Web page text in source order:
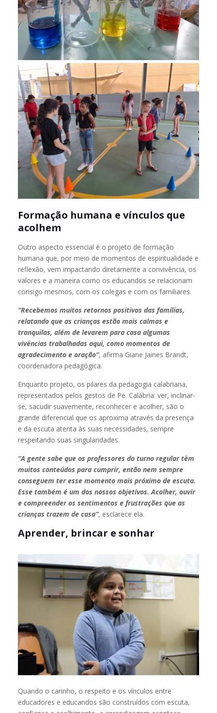
Formação humana e vínculos que
acolhem
Outro aspecto essencial é o projeto de formação
humana que, por meio de momentos de espiritualidade e
reflexão, vem impactando diretamente a convivência, os
valores e a maneira como os educandos se relacionam
consigo mesmos, com os colegas e com os familiares.
“Recebemos muitos retornos positivos das famílias,
relatando que as crianças estão mais calmas e
tranquilas, além de levarem para casa algumas
vivências trabalhadas aqui, como momentos de
agradecimento e oração”, afirma Giane Jaines Brandt,
coordenadora pedagógica.
Enquanto projeto, os pilares da pedagogia calabriana,
representados pelos gestos de Pe. Calábria: ver, inclinar-
se, sacudir suavemente, reconhecer e acolher, são o
grande diferencial que os aproxima através da presença
e da escuta atenta às suas necessidades, sempre
respeitando suas singularidades.
“A gente sabe que os professores do turno regular têm
muitos conteúdos para cumprir, então nem sempre
conseguem ter esse momento mais próximo de escuta.
Esse também é um dos nossos objetivos. Acolher, ouvir
e compreender os sentimentos e frustrações que as
crianças trazem de casa”, esclarece ela.
Aprender, brincar e sonhar
Quando o carinho, o respeito e os vínculos entre
educadores e educandos são construídos com escuta,